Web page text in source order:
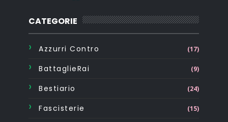
CATEGORIE
Azzurri Contro (17)
BattaglieRai (9)
Bestiario (24)
Fascisterie (15)